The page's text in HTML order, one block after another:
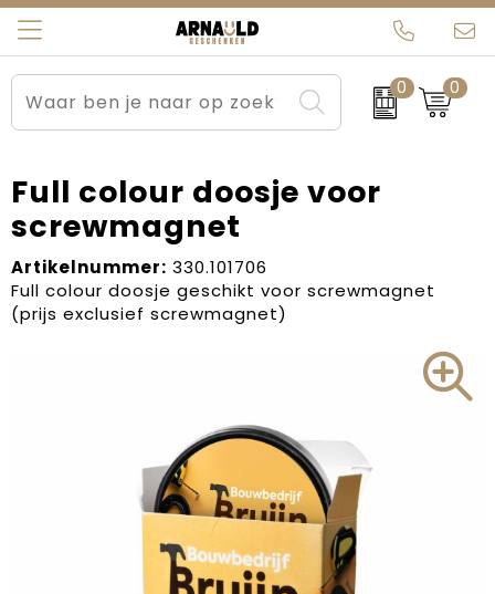
0 0
Relatiegeschenken
Sportkleding
Werkkleding
Kleding en textiel
Beurs en Evenementen
Brievenbuspakketten
Carnaval
Dag van de Zorg
Arnauld Kerstpakketten
MijnEigenKadootje
Ons team
Contact
Blogs
Full colour doosje voor
screwmagnet
Artikelnummer: 330.101706
Full colour doosje geschikt voor screwmagnet
(prijs exclusief screwmagnet)